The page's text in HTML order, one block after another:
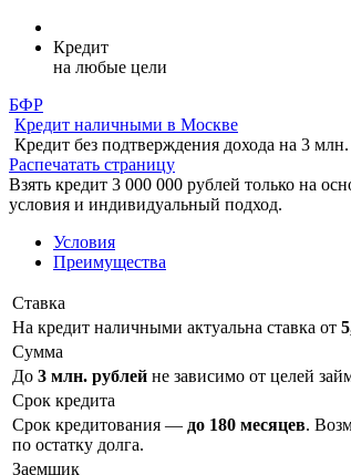
Кредит
на любые цели
БФР
Кредит наличными в Москве
Кредит без подтверждения дохода на 3
Распечатать страницу
Взять кредит 3 000 000 рублей только на
условия и индивидуальный подход.
Условия
Преимущества
Ставка
На кредит наличными актуальна ставка от
Сумма
До 3 млн. рублей не зависимо от целей
Срок кредита
Срок кредитования — до 180 месяцев.
по остатку долга.
Заемщик